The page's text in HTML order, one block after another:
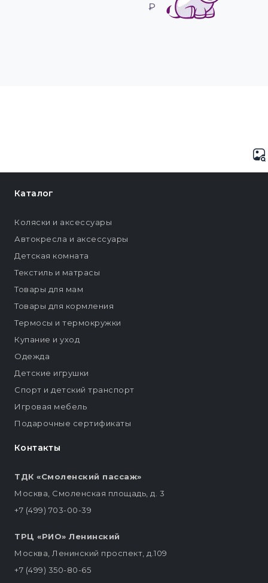
₽
Контакты
ТДК «Смоленский пассаж»
Москва, Смоленская площадь, д. 3
+7 (499) 703-00-39
ТРЦ «РИО» Ленинский
Москва, Ленинский проспект, д.109
+7 (499) 350-80-65
Каталог
Коляски и аксессуары
Автокресла и аксессуары
Детская комната
Текстиль и матрасы
Товары для мам
Товары для кормления
Термосы и термокружки
Купание и уход
Одежда
Детские игрушки
Спорт и детский транспорт
Игровая мебель
Подарочные сертификаты